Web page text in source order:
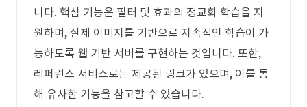
니다. 핵심 기능은 필터 및 효과의 정교화 학습을 지
원하며, 실제 이미지를 기반으로 지속적인 학습이 가
능하도록 웹 기반 서버를 구현하는 것입니다. 또한,
레퍼런스 서비스로는 제공된 링크가 있으며, 이를 통
해 유사한 기능을 참고할 수 있습니다.